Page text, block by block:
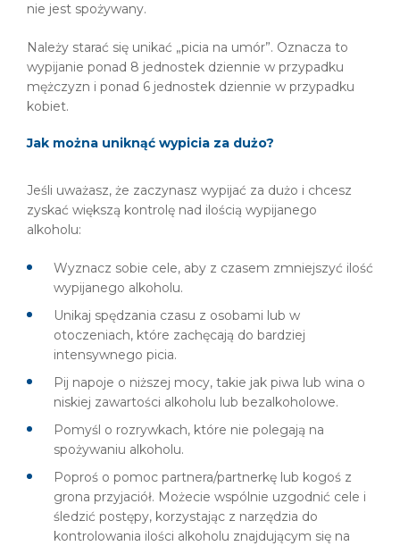
nie jest spożywany.
Należy starać się unikać „picia na umór”. Oznacza to
wypijanie ponad 8 jednostek dziennie w przypadku
mężczyzn i ponad 6 jednostek dziennie w przypadku
kobiet.
Jak można uniknąć wypicia za dużo?
Jeśli uważasz, że zaczynasz wypijać za dużo i chcesz
zyskać większą kontrolę nad ilością wypijanego
alkoholu:
Wyznacz sobie cele, aby z czasem zmniejszyć ilość
wypijanego alkoholu.
Unikaj spędzania czasu z osobami lub w
otoczeniach, które zachęcają do bardziej
intensywnego picia.
Pij napoje o niższej mocy, takie jak piwa lub wina o
niskiej zawartości alkoholu lub bezalkoholowe.
Pomyśl o rozrywkach, które nie polegają na
spożywaniu alkoholu.
Poproś o pomoc partnera/partnerkę lub kogoś z
grona przyjaciół. Możecie wspólnie uzgodnić cele i
śledzić postępy, korzystając z narzędzia do
kontrolowania ilości alkoholu znajdującym się na